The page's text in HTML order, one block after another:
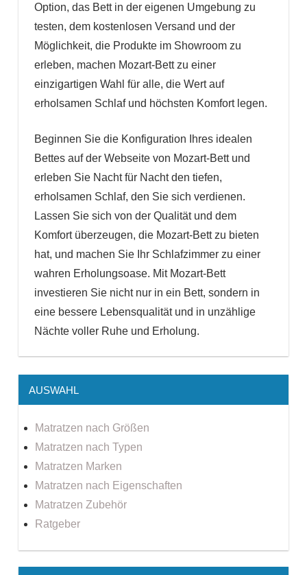
Option, das Bett in der eigenen Umgebung zu
testen, dem kostenlosen Versand und der
Möglichkeit, die Produkte im Showroom zu
erleben, machen Mozart-Bett zu einer
einzigartigen Wahl für alle, die Wert auf
erholsamen Schlaf und höchsten Komfort legen.
Beginnen Sie die Konfiguration Ihres idealen
Bettes auf der Webseite von Mozart-Bett und
erleben Sie Nacht für Nacht den tiefen,
erholsamen Schlaf, den Sie sich verdienen.
Lassen Sie sich von der Qualität und dem
Komfort überzeugen, die Mozart-Bett zu bieten
hat, und machen Sie Ihr Schlafzimmer zu einer
wahren Erholungsoase. Mit Mozart-Bett
investieren Sie nicht nur in ein Bett, sondern in
eine bessere Lebensqualität und in unzählige
Nächte voller Ruhe und Erholung.
AUSWAHL
Matratzen nach Größen
Matratzen nach Typen
Matratzen Marken
Matratzen nach Eigenschaften
Matratzen Zubehör
Ratgeber